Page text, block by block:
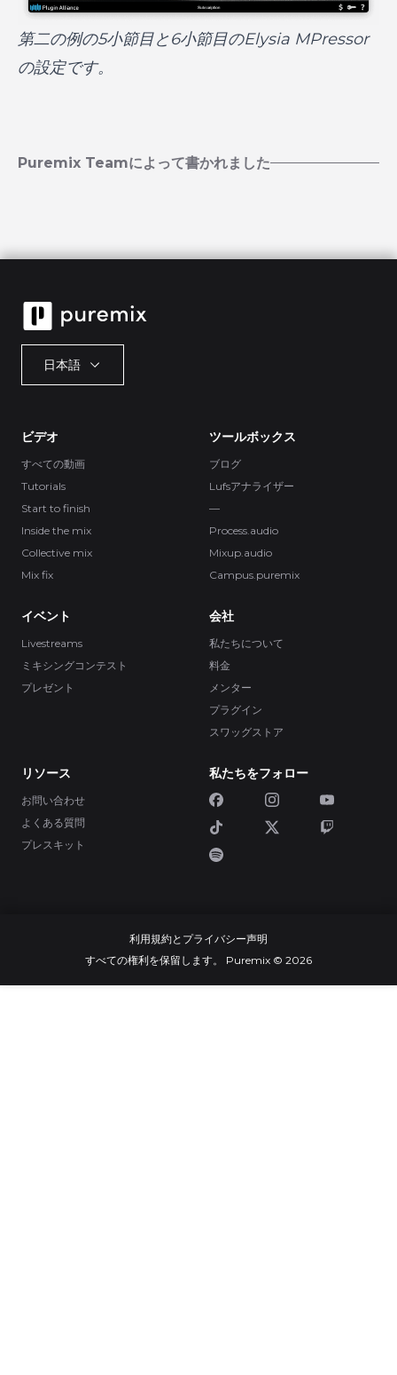
第二の例の5小節目と6小節目のElysia MPressor
の設定です。
Puremix Teamによって書かれました
日本語
ビデオ
すべての動画
Tutorials
Start to finish
Inside the mix
Collective mix
Mix fix
ツールボックス
ブログ
Lufsアナライザー
—
Process.audio
Mixup.audio
Campus.puremix
イベント
Livestreams
ミキシングコンテスト
プレゼント
会社
私たちについて
料金
メンター
プラグイン
スワッグストア
リソース
お問い合わせ
よくある質問
プレスキット
私たちをフォロー
利用規約とプライバシー声明
すべての権利を保留します。 Puremix © 2026